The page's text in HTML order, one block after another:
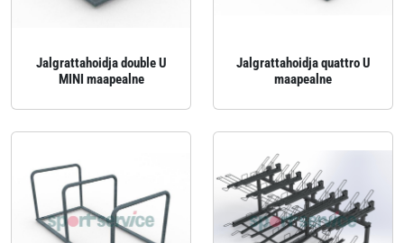
Jalgrattahoidja double U
MINI maapealne
Jalgrattahoidja quattro U
maapealne